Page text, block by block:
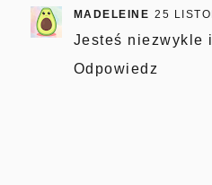
MADELEINE 25
Jesteś niezwykle
Odpowiedz